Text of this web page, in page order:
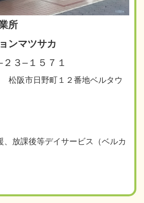
所
ンマツサカ
３–１５７１
松阪市日野町１２番地ベルタウ
、放課後等デイサービス（ベルカ